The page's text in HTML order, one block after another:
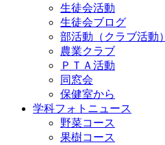
生徒会活動
生徒会ブログ
部活動（クラブ活動）
農業クラブ
ＰＴＡ活動
同窓会
保健室から
学科フォトニュース
野菜コース
果樹コース